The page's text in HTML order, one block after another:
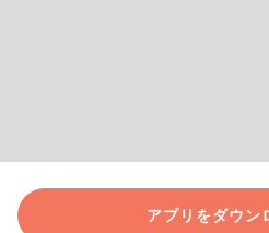
アプリをダウン